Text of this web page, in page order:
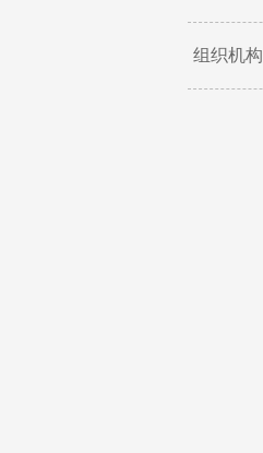
组织机构